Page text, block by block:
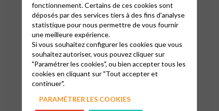
fonctionnement. Certains de ces cookies sont
déposés par des services tiers à des fins d'analyse
statistique pour nous permettre de vous fournir
une meilleure expérience.
Si vous souhaitez configurer les cookies que vous
souhaitez autoriser, vous pouvez cliquer sur
"Paramétrer les cookies", ou bien accepter tous les
cookies en cliquant sur "Tout accepter et
continuer".
PARAMÉTRER LES COOKIES